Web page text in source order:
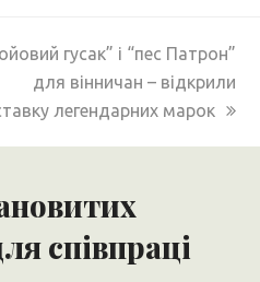
гусак” і “пес Патрон”
для вінничан – відкрили
легендарних марок
співпраці